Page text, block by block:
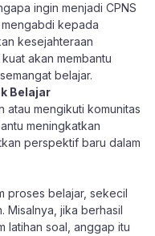
ingin menjadi CPNS
kepada
kesejahteraan
akan membantu
belajar.
Belajar
atau mengikuti komunitas
meningkatkan
perspektif baru dalam
proses belajar, sekecil
Misalnya, jika berhasil
latihan soal, anggap itu